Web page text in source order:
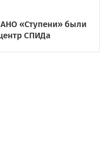
«Ступени» были
СПИДа